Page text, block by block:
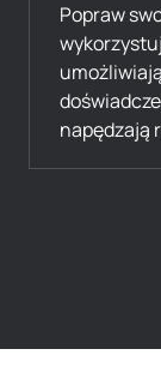
Popraw
napędzają